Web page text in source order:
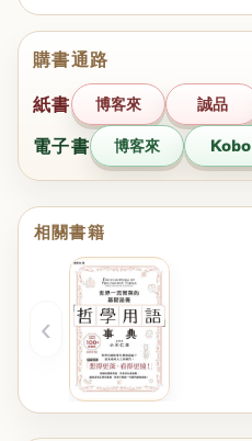
購書通路
紙書 博客來 誠品
電子書 博客來 Kobo
相關書籍
‹